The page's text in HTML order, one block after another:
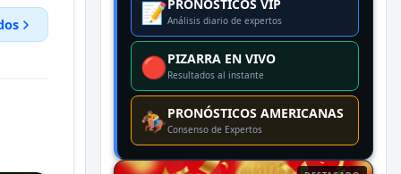
📝PRONÓSTICOS VIP
Análisis diario de expertos
🔴PIZARRA EN VIVO
Resultados al instante
🏇PRONÓSTICOS AMERICANAS
Consenso de Expertos